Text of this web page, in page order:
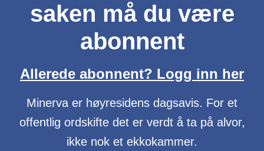
saken må du være
abonnent
Allerede abonnent? Logg inn her
Minerva er høyresidens dagsavis. For et
offentlig ordskifte det er verdt å ta på alvor,
ikke nok et ekkokammer.